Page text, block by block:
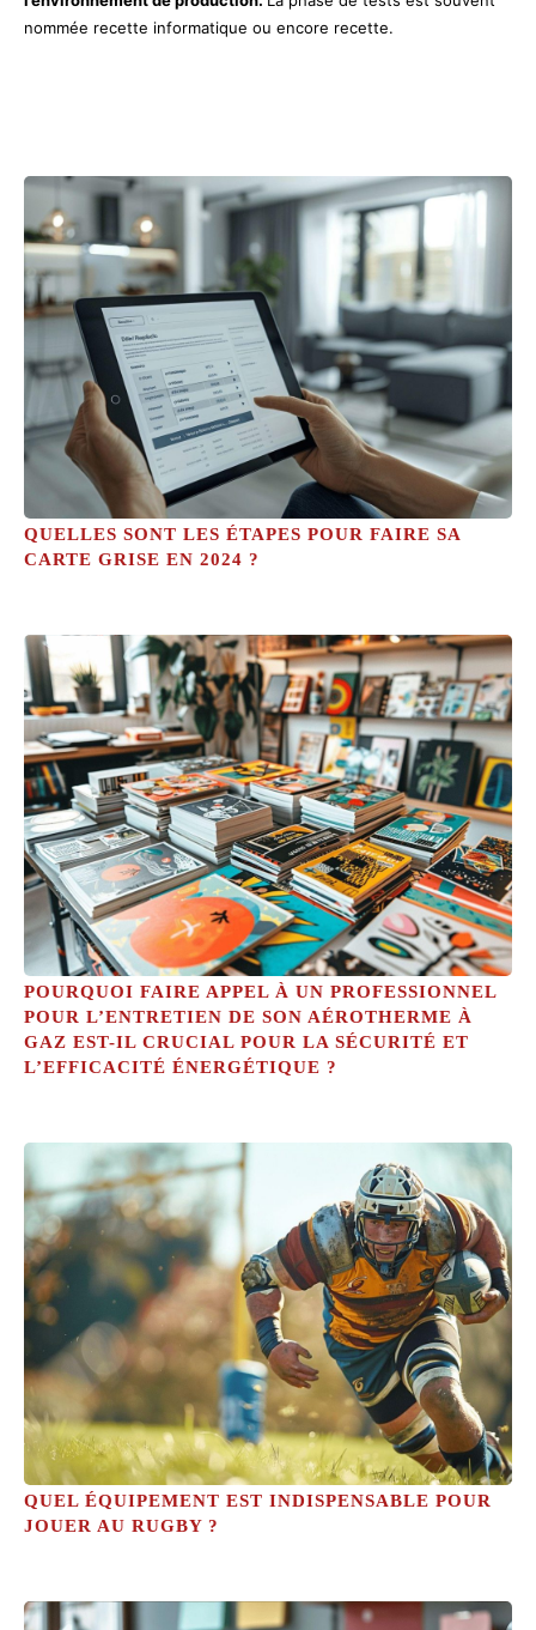
nommée recette informatique ou encore recette.
QUELLES SONT LES ÉTAPES POUR FAIRE SA
CARTE GRISE EN 2024 ?
POURQUOI FAIRE APPEL À UN PROFESSIONNEL
POUR L’ENTRETIEN DE SON AÉROTHERME À
GAZ EST-IL CRUCIAL POUR LA SÉCURITÉ ET
L’EFFICACITÉ ÉNERGÉTIQUE ?
QUEL ÉQUIPEMENT EST INDISPENSABLE POUR
JOUER AU RUGBY ?